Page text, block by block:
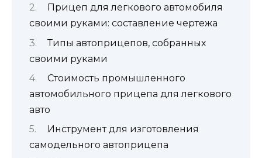
Прицеп для легкового автомобиля
своими руками: составление чертежа
Типы автоприцепов, собранных
своими руками
Стоимость промышленного
автомобильного прицепа для легкового
авто
Инструмент для изготовления
самодельного автоприцепа